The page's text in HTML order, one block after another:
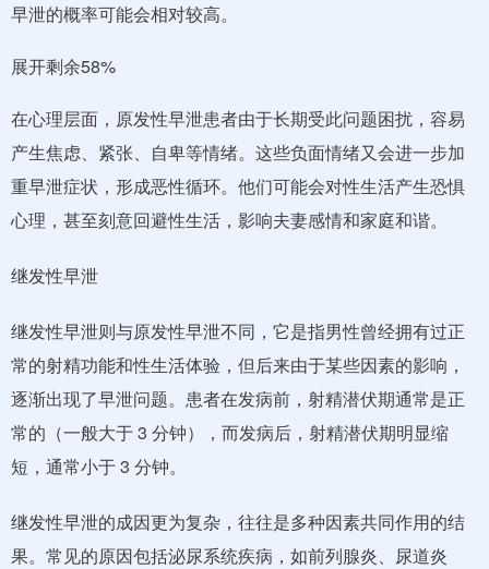
早泄的概率可能会相对较高。
展开剩余58%
在心理层面，原发性早泄患者由于长期受此问题困扰，容易
产生焦虑、紧张、自卑等情绪。这些负面情绪又会进一步加
重早泄症状，形成恶性循环。他们可能会对性生活产生恐惧
心理，甚至刻意回避性生活，影响夫妻感情和家庭和谐。
继发性早泄
继发性早泄则与原发性早泄不同，它是指男性曾经拥有过正
常的射精功能和性生活体验，但后来由于某些因素的影响，
逐渐出现了早泄问题。患者在发病前，射精潜伏期通常是正
常的（一般大于 3 分钟），而发病后，射精潜伏期明显缩
短，通常小于 3 分钟。
继发性早泄的成因更为复杂，往往是多种因素共同作用的结
果。常见的原因包括泌尿系统疾病，如前列腺炎、尿道炎